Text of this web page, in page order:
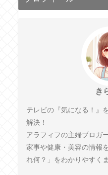
き
テレビの『気になる！』
解決！
アラフィフの主婦ブロガー
家事や健康・美容の情報
れ何？」をわかりやすく